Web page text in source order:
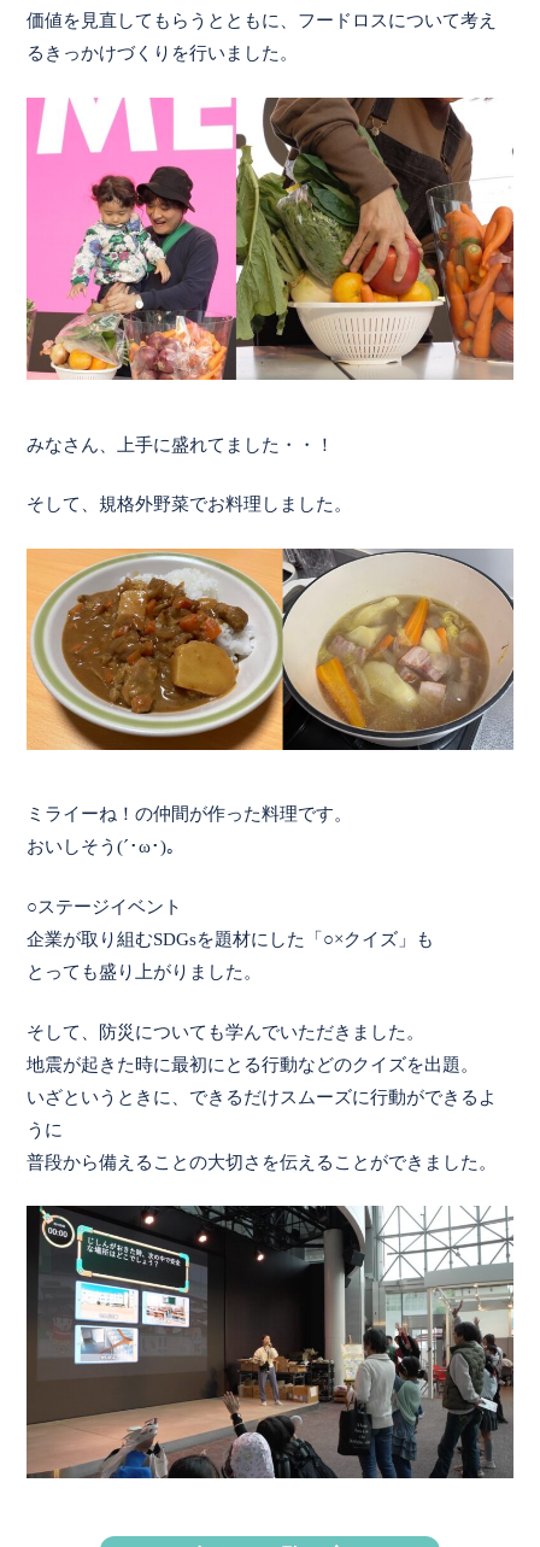
価値を見直してもらうとともに、フードロスについて考え
るきっかけづくりを行いました。
みなさん、上手に盛れてました・・！
そして、規格外野菜でお料理しました。
ミライーね！の仲間が作った料理です。
おいしそう(´･ω･)。
○ステージイベント
企業が取り組むSDGsを題材にした「○×クイズ」も
とっても盛り上がりました。
そして、防災についても学んでいただきました。
地震が起きた時に最初にとる行動などのクイズを出題。
いざというときに、できるだけスムーズに行動ができるよ
うに
普段から備えることの大切さを伝えることができました。